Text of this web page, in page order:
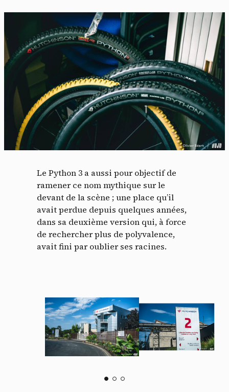
Le Python 3 a aussi pour objectif de
ramener ce nom mythique sur le
devant de la scène ; une place qu’il
avait perdue depuis quelques années,
dans sa deuxième version qui, à force
de rechercher plus de polyvalence,
avait fini par oublier ses racines.